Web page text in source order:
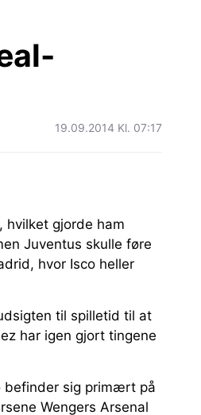
19.09.2014 Kl. 07:17
hvilket gjorde ham
Juventus skulle føre
hvor Isco heller
til spilletid til at
har igen gjort tingene
befinder sig primært på
Wengers Arsenal